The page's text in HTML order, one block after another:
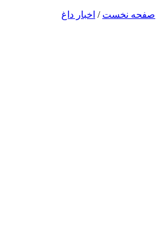
صفحه نخست / اخبار داغ